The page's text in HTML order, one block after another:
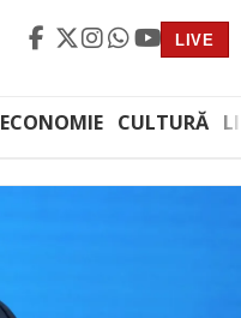
LIVE
ECONOMIE CULTURĂ